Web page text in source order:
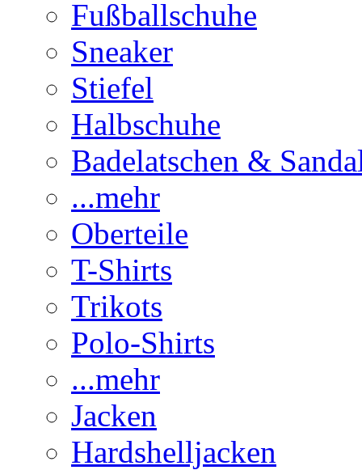
Fußballschuhe
Sneaker
Stiefel
Halbschuhe
Badelatschen &
...mehr
Oberteile
T-Shirts
Trikots
Polo-Shirts
...mehr
Jacken
Hardshelljacken